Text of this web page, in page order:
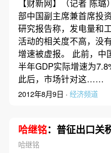
【财新网】（记者 陈
部中国副主席兼首席投
研究报告称，发电量和
活动的相关度不高，没
增速被虚报。 此前，中
半年GDP实际增速为
此后，市场针对这……
2012年8月9日 · 经济频道
哈继铭：普征出口关
哈继铭